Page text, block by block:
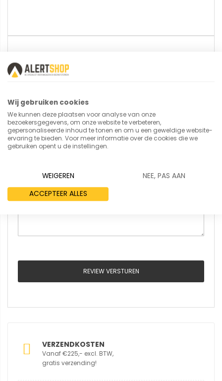
Bakwagen 2872
Samenvatting
Review
REVIEW VERSTUREN
VERZENDKOSTEN
Vanaf €225,- excl. BTW,
gratis verzending!
Wij gebruiken cookies
We kunnen deze plaatsen voor analyse van onze
bezoekersgegevens, om onze website te verbeteren,
gepersonaliseerde inhoud te tonen en om u een geweldige website-
ervaring te bieden. Voor meer informatie over de cookies die we
gebruiken opent u de instellingen.
WEIGEREN
NEE, PAS AAN
ACCEPTEER ALLES